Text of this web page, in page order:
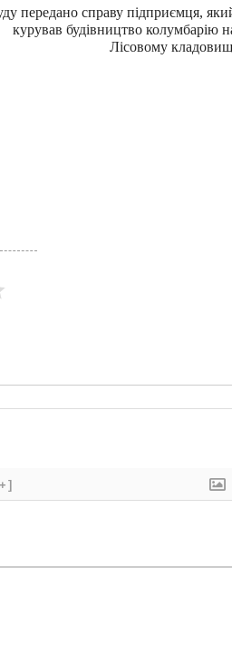
передано справу підприємця,
курував будівництво колумбарію
Лісовому